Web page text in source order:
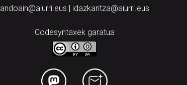
andoain@aiurri.eus | idazkaritza@aiurri.eus
Codesyntaxek garatua